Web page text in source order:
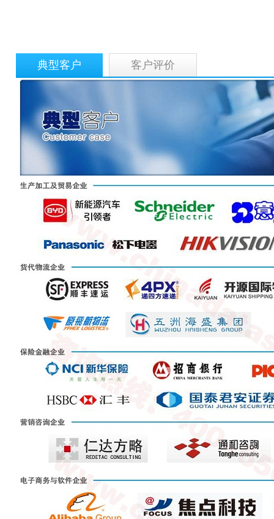
典型客户 客户评价